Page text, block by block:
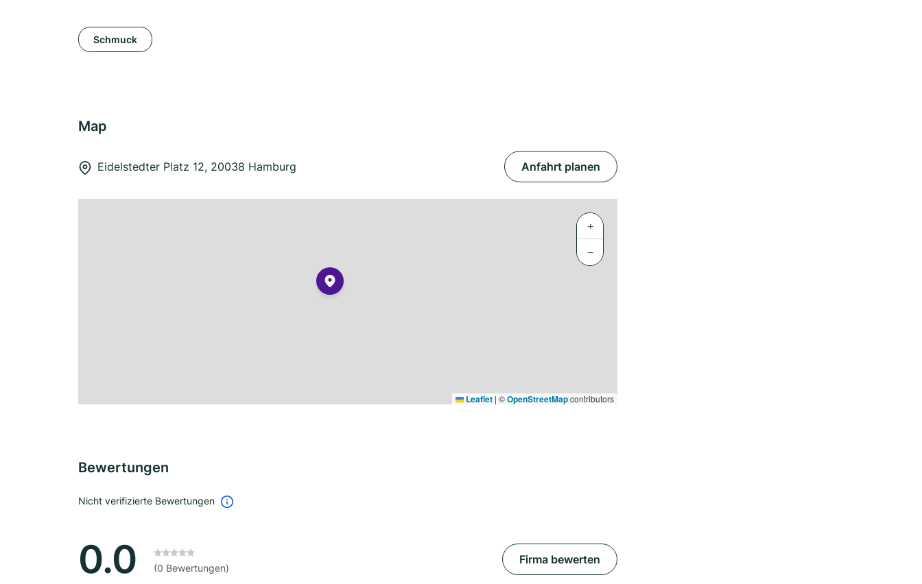
Schmuck
Map
Eidelstedter Platz 12, 20038 Hamburg Anfahrt planen
+
−
Leaflet | ©OpenStreetMapcontributors
Bewertungen
Nicht verifizierte Bewertungen
0.0 (0 Bewertungen)
Firma bewerten